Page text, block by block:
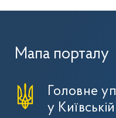
Мапа порталу
Головне
у